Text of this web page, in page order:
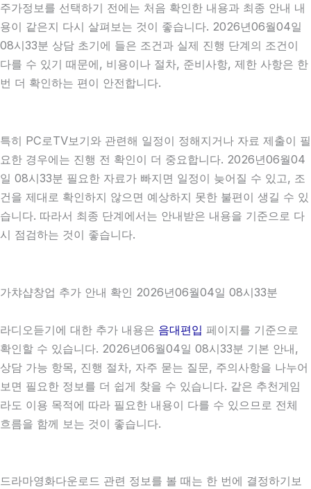
주가정보를 선택하기 전에는 처음 확인한 내용과 최종 안내 내
용이 같은지 다시 살펴보는 것이 좋습니다. 2026년06월04일
08시33분 상담 초기에 들은 조건과 실제 진행 단계의 조건이
다를 수 있기 때문에, 비용이나 절차, 준비사항, 제한 사항은 한
번 더 확인하는 편이 안전합니다.
특히 PC로TV보기와 관련해 일정이 정해지거나 자료 제출이 필
요한 경우에는 진행 전 확인이 더 중요합니다. 2026년06월04
일 08시33분 필요한 자료가 빠지면 일정이 늦어질 수 있고, 조
건을 제대로 확인하지 않으면 예상하지 못한 불편이 생길 수 있
습니다. 따라서 최종 단계에서는 안내받은 내용을 기준으로 다
시 점검하는 것이 좋습니다.
가챠샵창업 추가 안내 확인 2026년06월04일 08시33분
라디오듣기에 대한 추가 내용은 음대편입 페이지를 기준으로
확인할 수 있습니다. 2026년06월04일 08시33분 기본 안내,
상담 가능 항목, 진행 절차, 자주 묻는 질문, 주의사항을 나누어
보면 필요한 정보를 더 쉽게 찾을 수 있습니다. 같은 추천게임
라도 이용 목적에 따라 필요한 내용이 다를 수 있으므로 전체
흐름을 함께 보는 것이 좋습니다.
드라마영화다운로드 관련 정보를 볼 때는 한 번에 결정하기보